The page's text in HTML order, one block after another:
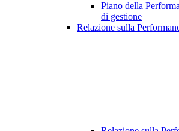
Piano della
di gestione
Relazione sulla